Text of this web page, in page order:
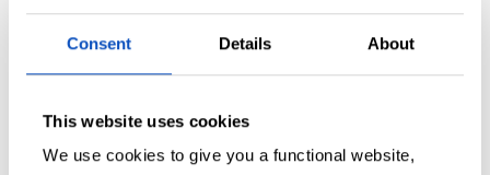
Consent Details About
This website uses cookies
We use cookies to give you a functional website,